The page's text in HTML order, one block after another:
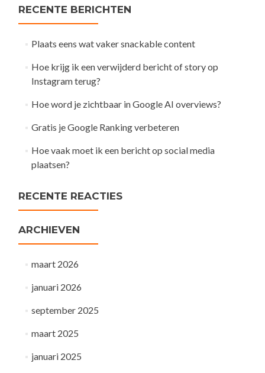
RECENTE BERICHTEN
Plaats eens wat vaker snackable content
Hoe krijg ik een verwijderd bericht of story op
Instagram terug?
Hoe word je zichtbaar in Google AI overviews?
Gratis je Google Ranking verbeteren
Hoe vaak moet ik een bericht op social media
plaatsen?
RECENTE REACTIES
ARCHIEVEN
maart 2026
januari 2026
september 2025
maart 2025
januari 2025